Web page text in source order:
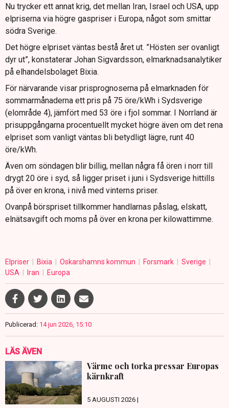
Nu trycker ett annat krig, det mellan Iran, Israel och USA, upp
elpriserna via högre gaspriser i Europa, något som smittar
södra Sverige.
Det högre elpriset väntas bestå året ut. ”Hösten ser ovanligt
dyr ut”, konstaterar Johan Sigvardsson, elmarknadsanalytiker
på elhandelsbolaget Bixia.
För närvarande visar prisprognoserna på elmarknaden för
sommarmånaderna ett pris på 75 öre/kWh i Sydsverige
(elområde 4), jämfört med 53 öre i fjol sommar. I Norrland är
prisuppgångarna procentuellt mycket högre även om det rena
elpriset som vanligt väntas bli betydligt lägre, runt 40
öre/kWh.
Även om söndagen blir billig, mellan några få ören i norr till
drygt 20 öre i syd, så ligger priset i juni i Sydsverige hittills
på över en krona, i nivå med vinterns priser.
Ovanpå börspriset tillkommer handlarnas påslag, elskatt,
elnätsavgift och moms på över en krona per kilowattimme.
Elpriser Bixia Oskarshamns kommun Forsmark
Sverige
USA
Iran Europa
Publicerad: 14 jun 2026, 15:10
LÄS ÄVEN
Värme och torka pressar Europas
kärnkraft
5 AUGUSTI 2026 |